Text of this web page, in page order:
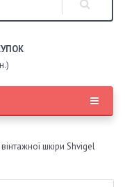
шкіри Shvigel